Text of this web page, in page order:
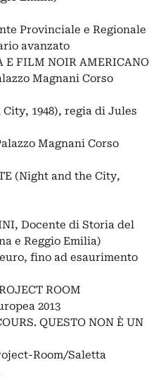
Provinciale e Regionale
avanzato
E FILM NOIR AMERICANO
Magnani Corso
1948), regia di Jules
Magnani Corso
(Night and the City,
Docente di Storia del
e Reggio Emilia)
fino ad esaurimento
ROOM
2013
QUESTO NON È UN
Room/Saletta